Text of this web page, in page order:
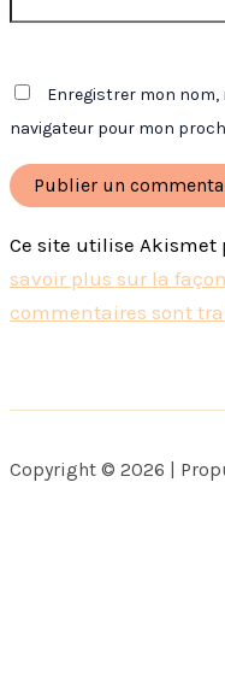
Enregistrer mon nom,
navigateur pour mon
Ce site utilise Akismet
savoir plus sur la
commentaires sont
Copyright © 2026 |